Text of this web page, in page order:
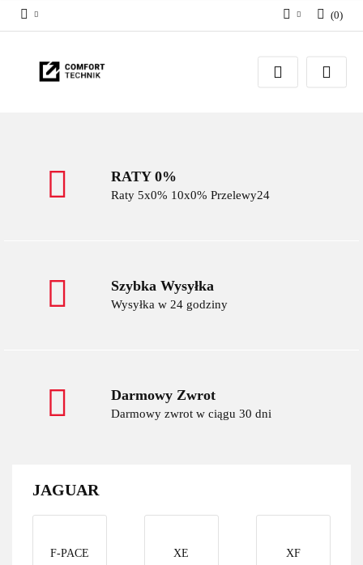
Zaloguj się
Zarejestruj się
(0)
RATY 0%
Raty 5x0% 10x0% Przelewy24
Szybka Wysyłka
Wysyłka w 24 godziny
Darmowy Zwrot
Darmowy zwrot w ciągu 30 dni
JAGUAR
F-PACE XE XF